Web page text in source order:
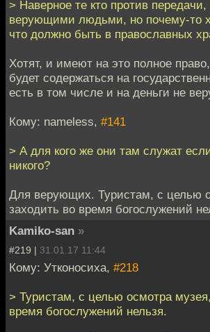
> Наверное те кто против
верующими людьми, но почему-то
что должно быть в православных
Хотят, и имеют на это полное
будет содержаться на
есть в том числе и на деньги не
Кому: nameless, #141
> А для кого же они там служат
никого?
Для верующих. Туристам, с целью
заходить во время богослужений
Kamiko-san »
#219 | 31.01.17 11:44
Кому: Утконосиха, #218
> Туристам, с целью осмотра
время богослужений нельзя.